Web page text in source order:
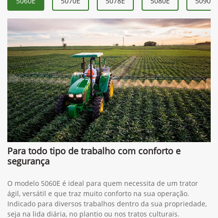
Solicitar proposta
(64) 3404-9900
Whatsapp
(34) 3291-1200